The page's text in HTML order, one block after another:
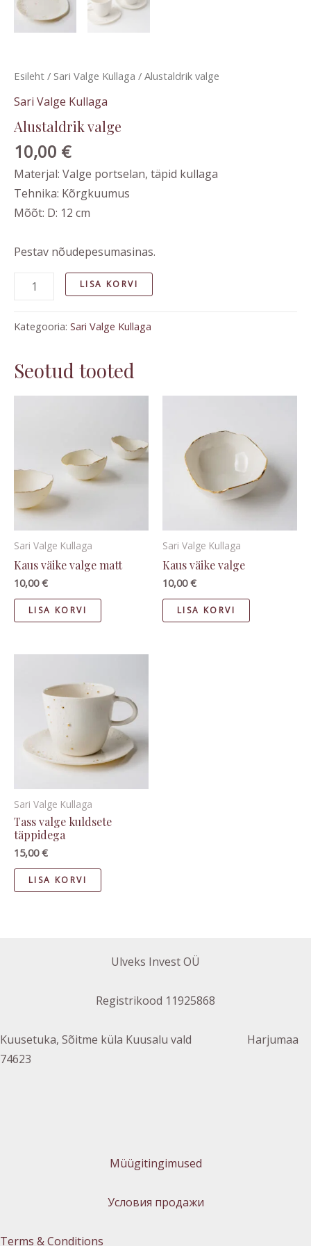
Esileht / Sari Valge Kullaga / Alustaldrik valge
Sari Valge Kullaga
Alustaldrik valge
10,00 €
Materjal: Valge portselan, täpid kullaga
Tehnika: Kõrgkuumus
Mõõt: D: 12 cm
Pestav nõudepesumasinas.
LISA KORVI
Kategooria: Sari Valge Kullaga
Seotud tooted
Sari Valge Kullaga
Kaus väike valge matt
10,00€
LISA KORVI
Sari Valge Kullaga
Kaus väike valge
10,00€
LISA KORVI
Sari Valge Kullaga
Tass valge kuldsete
täppidega
15,00€
LISA KORVI
Ulveks Invest OÜ
Registrikood 11925868
Kuusetuka, Sõitme küla Kuusalu vald Harjumaa
74623
Müügitingimused
Условия продажи
Terms & Conditions